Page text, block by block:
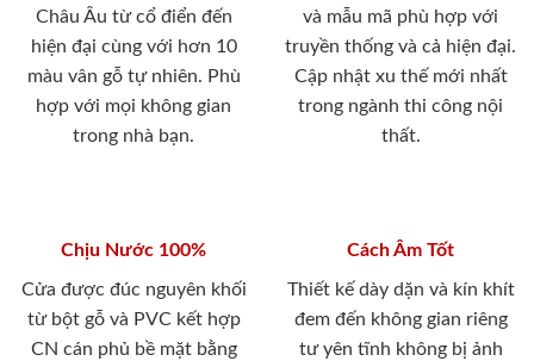
Châu Âu từ cổ điển đến
hiện đại cùng với hơn 10
màu vân gỗ tự nhiên. Phù
hợp với mọi không gian
trong nhà bạn.
và mẫu mã phù hợp với
truyền thống và cả hiện đại.
Cập nhật xu thế mới nhất
trong ngành thi công nội
thất.
Chịu Nước 100%
Cửa được đúc nguyên khối
từ bột gỗ và PVC kết hợp
CN cán phủ bề mặt bằng
Cách Âm Tốt
Thiết kế dày dặn và kín khít
đem đến không gian riêng
tư yên tĩnh không bị ảnh